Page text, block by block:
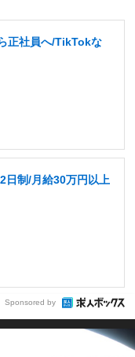
正社員へ/TikTokな
日制/月給30万円以上
Sponsored by